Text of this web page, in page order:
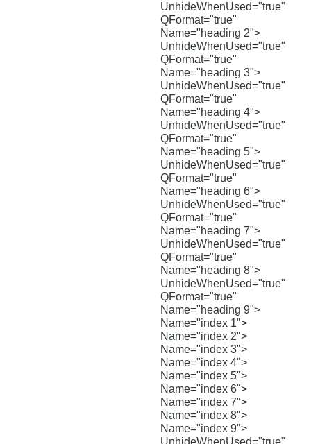
UnhideWhenUsed="true"
QFormat="true"
Name="heading 2">
UnhideWhenUsed="true"
QFormat="true"
Name="heading 3">
UnhideWhenUsed="true"
QFormat="true"
Name="heading 4">
UnhideWhenUsed="true"
QFormat="true"
Name="heading 5">
UnhideWhenUsed="true"
QFormat="true"
Name="heading 6">
UnhideWhenUsed="true"
QFormat="true"
Name="heading 7">
UnhideWhenUsed="true"
QFormat="true"
Name="heading 8">
UnhideWhenUsed="true"
QFormat="true"
Name="heading 9">
Name="index 1">
Name="index 2">
Name="index 3">
Name="index 4">
Name="index 5">
Name="index 6">
Name="index 7">
Name="index 8">
Name="index 9">